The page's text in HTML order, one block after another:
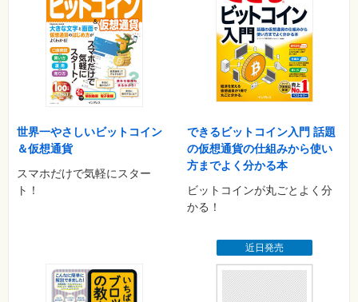
◎5章 投資被害にあわないために
セミナー
マイニング案件
プレセール（ICO）
イーサリアム
リップル
ライトコイン
世界一やさしいビットコイン
＆仮想通貨
スマホだけで気軽にスター
ト！
できるビットコイン入門 話題
の仮想通貨の仕組みから使い
方までよく分かる本
ビットコインが丸ごとよく分
かる！
近日発売